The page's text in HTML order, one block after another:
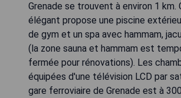
Grenade se trouvent à environ 1 km.
élégant propose une piscine
de gym et un spa avec hammam,
(la zone sauna et hammam est
fermée pour rénovations). Les
équipées d'une télévision LCD par
gare ferroviaire de Grenade est à